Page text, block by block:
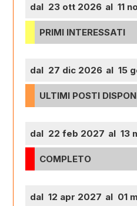
dal 23 ott 2026 al 11
PRIMI INTERESSATI
dal 27 dic 2026 al 15
ULTIMI POSTI
dal 22 feb 2027 al 13
COMPLETO
dal 12 apr 2027 al 01